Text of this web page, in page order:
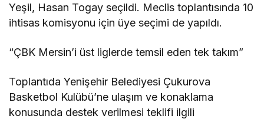
Yeşil, Hasan Togay seçildi. Meclis toplantısında 10
ihtisas komisyonu için üye seçimi de yapıldı.
“ÇBK Mersin’i üst liglerde temsil eden tek takım”
Toplantıda Yenişehir Belediyesi Çukurova
Basketbol Kulübü’ne ulaşım ve konaklama
konusunda destek verilmesi teklifi ilgili